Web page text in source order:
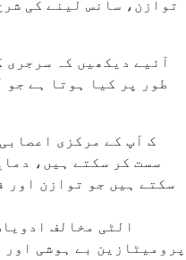
توازن، سانس لینے کی
آئیے دیکھیں کہ سرجری
طور پر کیا ہوتا ہے جو
سست کر سکتے ہیں،
سکتے ہیں جو توازن اور
الٹی مخالف
پرومیٹازین بے ہوشی